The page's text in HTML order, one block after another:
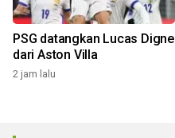
PSG datangkan Lucas Digne
dari Aston Villa
2 jam lalu